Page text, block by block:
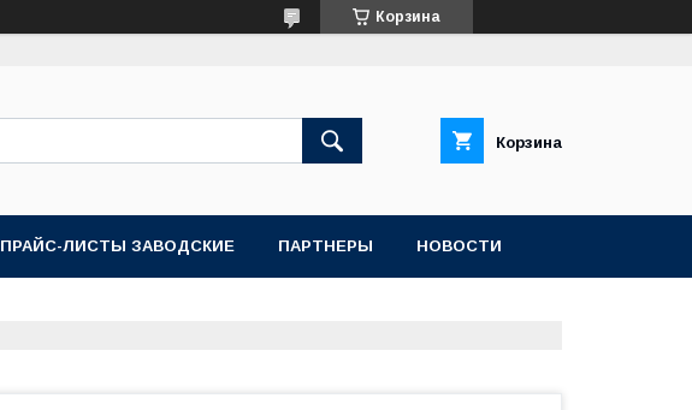
Корзина
Корзина
ПРАЙС-ЛИСТЫ ЗАВОДСКИЕ ПАРТНЕРЫ НОВОСТИ